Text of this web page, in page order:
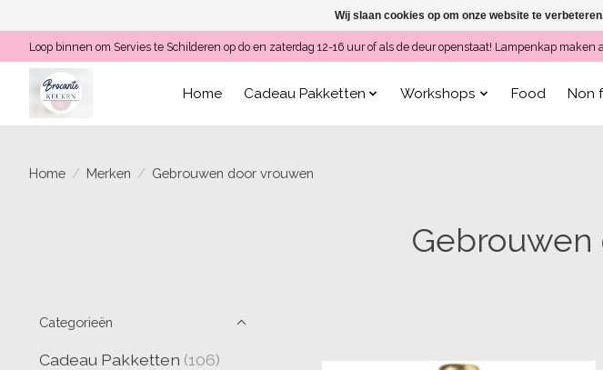
Loop binnen om Servies te Schilderen op do en zaterdag 12-16 uur of als de deur openstaat! Lampenkap
Home Cadeau Pakketten Workshops Food Non
Home / Merken / Gebrouwen door vrouwen
Gebrouwen
Categorieën
Cadeau Pakketten (106)
Wij slaan cookies op om onze website te